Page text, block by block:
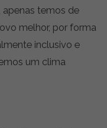
apenas temos de
melhor, por forma
inclusivo e
um clima